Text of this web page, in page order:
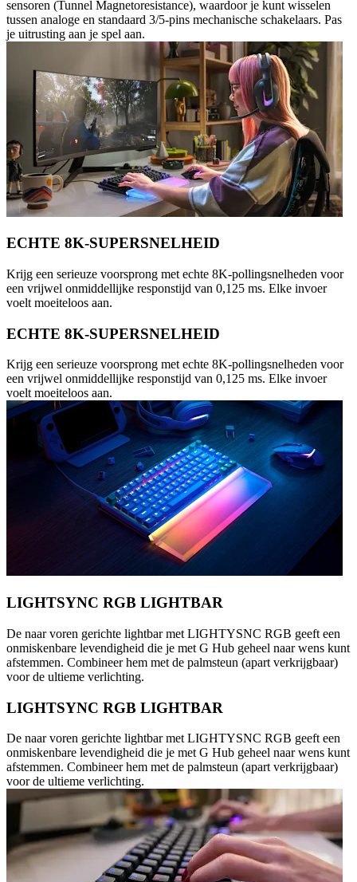
sensoren (Tunnel Magnetoresistance), waardoor je kunt wisselen
tussen analoge en standaard 3/5-pins mechanische schakelaars. Pas
je uitrusting aan je spel aan.
ECHTE 8K-SUPERSNELHEID
Krijg een serieuze voorsprong met echte 8K-pollingsnelheden voor
een vrijwel onmiddellijke responstijd van 0,125 ms. Elke invoer
voelt moeiteloos aan.
ECHTE 8K-SUPERSNELHEID
Krijg een serieuze voorsprong met echte 8K-pollingsnelheden voor
een vrijwel onmiddellijke responstijd van 0,125 ms. Elke invoer
voelt moeiteloos aan.
LIGHTSYNC RGB LIGHTBAR
De naar voren gerichte lightbar met LIGHTYSNC RGB geeft een
onmiskenbare levendigheid die je met G Hub geheel naar wens kunt
afstemmen. Combineer hem met de palmsteun (apart verkrijgbaar)
voor de ultieme verlichting.
LIGHTSYNC RGB LIGHTBAR
De naar voren gerichte lightbar met LIGHTYSNC RGB geeft een
onmiskenbare levendigheid die je met G Hub geheel naar wens kunt
afstemmen. Combineer hem met de palmsteun (apart verkrijgbaar)
voor de ultieme verlichting.